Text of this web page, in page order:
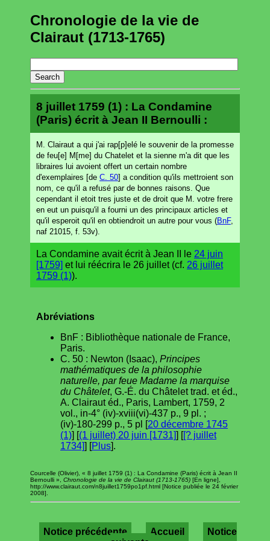
Chronologie de la vie de
Clairaut (1713-1765)
8 juillet 1759 (1) : La Condamine
(Paris) écrit à Jean II Bernoulli :
M. Clairaut a qui j'ai rap[p]elé le souvenir de la promesse
de feu[e] M[me] du Chatelet et la sienne m'a dit que les
libraires lui avoient offert un certain nombre
d'exemplaires [de C. 50] a condition qu'ils mettroient son
nom, ce qu'il a refusé par de bonnes raisons. Que
cependant il etoit tres juste et de droit que M. votre frere
en eut un puisqu'il a fourni un des principaux articles et
qu'il esperoit qu'il en obtiendroit un autre pour vous (BnF,
naf 21015, f. 53v).
La Condamine avait écrit à Jean II le 24 juin
[1759] et lui réécrira le 26 juillet (cf. 26 juillet
1759 (1)).
Abréviations
BnF : Bibliothèque nationale de France,
Paris.
C. 50 : Newton (Isaac), Principes
mathématiques de la philosophie
naturelle, par feue Madame la marquise
du Châtelet, G.-É. du Châtelet trad. et éd.,
A. Clairaut éd., Paris, Lambert, 1759, 2
vol., in-4° (iv)-xviii(vi)-437 p., 9 pl. ;
(iv)-180-299 p., 5 pl [20 décembre 1745
(1)] [(1 juillet) 20 juin [1731]] [[? juillet
1734]] [Plus].
Courcelle (Olivier), « 8 juillet 1759 (1) : La Condamine (Paris) écrit à Jean II
Bernoulli », Chronologie de la vie de Clairaut (1713-1765) [En ligne],
http://www.clairaut.com/n8juillet1759po1pf.html [Notice publiée le 24 février
2008].
Notice précédente Accueil
Notice